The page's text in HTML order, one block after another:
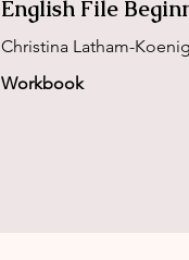
English File
Christina Latham-
Workbook